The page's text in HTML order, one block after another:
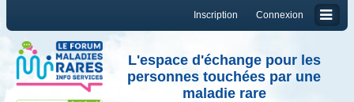
Connexion
Inscription
L'espace d'échange pour les
personnes touchées par une
maladie rare